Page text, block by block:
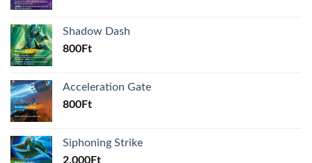
Shadow Dash
800Ft
Acceleration Gate
800Ft
Siphoning Strike
2.000Ft